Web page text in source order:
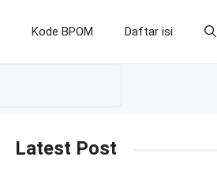
Kode BPOM Daftar isi
Latest Post